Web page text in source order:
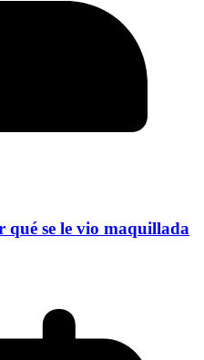
se le vio maquillada